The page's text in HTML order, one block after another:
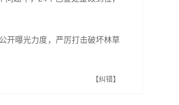
开曝光力度，严厉打击破坏林草
【纠错】